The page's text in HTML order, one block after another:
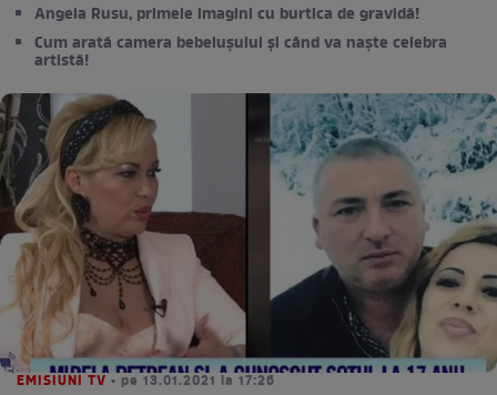
Angela Rusu, primele imagini cu burtica de gravidă!
Cum arată camera bebelușului și când va naște celebra
artistă!
EMISIUNI TV • pe 13.01.2021 la 17:26